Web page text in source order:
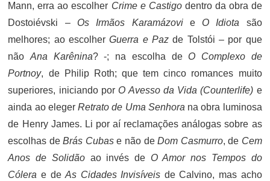
Mann, erra ao escolher Crime e Castigo dentro da obra de
Dostoiévski – Os Irmãos Karamázovi e O Idiota são
melhores; ao escolherGuerra e Paz de Tolstói – por que
nãoAna Karênina? -; na escolha de O Complexo de
Portnoy, de Philip Roth; que tem cinco romances muito
superiores, iniciando por O Avesso da Vida (Counterlife) e
ainda ao elegerRetrato de Uma Senhora na obra luminosa
de Henry James. Li por aí reclamações análogas sobre as
escolhas deBrás Cubase não deDom Casmurro, de Cem
Anos de Solidãoao invés de O Amor nos Tempos do
Cólera e deAs Cidades Invisíveis de Calvino, mas acho